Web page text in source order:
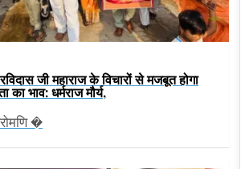
जी महाराज के विचारों से मजबूत होगा
भाव: धर्मराज मौर्य,
�